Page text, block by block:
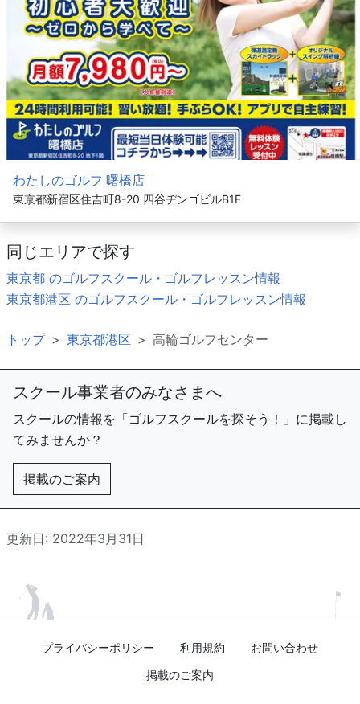
わたしのゴルフ 曙橋店
東京都新宿区住吉町8-20 四谷ヂンゴビルB1F
同じエリアで探す
東京都 のゴルフスクール・ゴルフレッスン情報
東京都港区 のゴルフスクール・ゴルフレッスン情報
トップ 東京都港区 高輪ゴルフセンター
スクール事業者のみなさまへ
スクールの情報を「ゴルフスクールを探そう！」に掲載し
てみませんか？
掲載のご案内
更新日: 2022年3月31日
プライバシーポリシー 利用規約
お問い合わせ
掲載のご案内